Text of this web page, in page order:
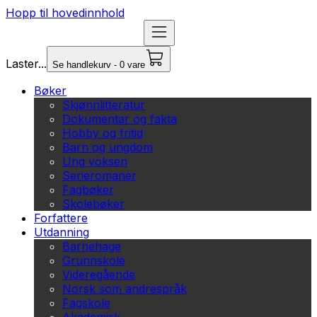
Hopp til hovedinnhold
Laster... Se handlekurv - 0 vare
Bøker
Skjønnlitteratur
Dokumentar og fakta
Hobby og fritid
Barn og ungdom
Ung voksen
Serieromaner
Fagbøker
Skolebøker
Forfattere
Utdanning
Barnehage
Grunnskole
Videregående
Norsk som andrespråk
Fagskole